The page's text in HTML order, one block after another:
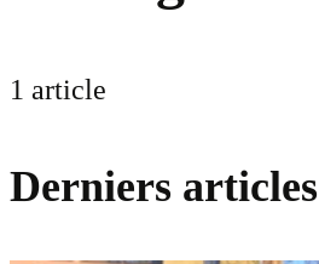
1 article
Derniers articles